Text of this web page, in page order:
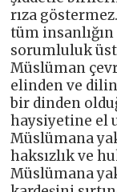
rıza
tüm
sorumluluk
Müslüman
elinden ve
bir dinden
haysiyetine el
Müslümana
haksızlık ve
Müslümana